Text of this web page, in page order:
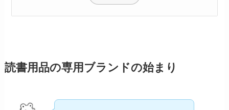
読書用品の専用ブランドの始まり